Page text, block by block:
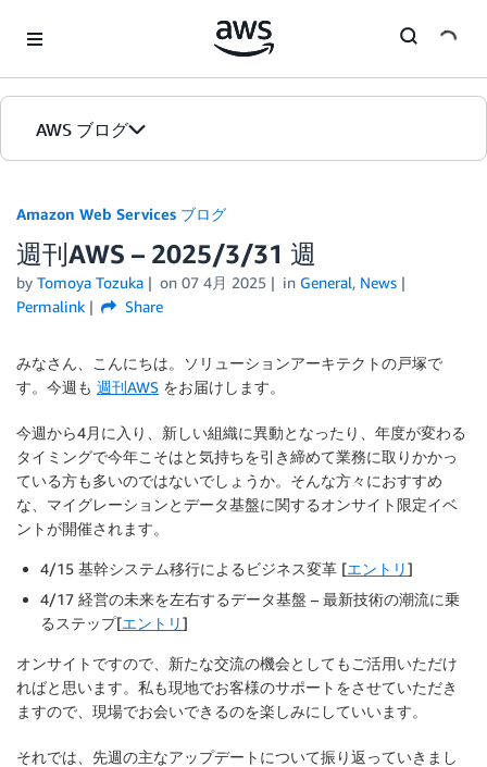
AWS ブログ
カテゴリ
エディション
Amazon Web Services ブログ
週刊AWS – 2025/3/31 週
by Tomoya Tozuka on 07 4月 2025 in General, News
Permalink
Share
みなさん、こんにちは。ソリューションアーキテクトの戸塚で
す。今週も 週刊AWS をお届けします。
今週から4月に入り、新しい組織に異動となったり、年度が変わる
タイミングで今年こそはと気持ちを引き締めて業務に取りかかっ
ている方も多いのではないでしょうか。そんな方々におすすめ
な、マイグレーションとデータ基盤に関するオンサイト限定イベ
ントが開催されます。
4/15 基幹システム移行によるビジネス変革 [エントリ]
4/17 経営の未来を左右するデータ基盤 – 最新技術の潮流に乗
るステップ[エントリ]
オンサイトですので、新たな交流の機会としてもご活用いただけ
ればと思います。私も現地でお客様のサポートをさせていただき
ますので、現場でお会いできるのを楽しみにしていいます。
それでは、先週の主なアップデートについて振り返っていきまし